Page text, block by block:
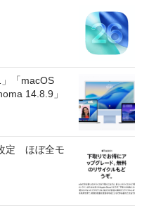
「macOS
14.8.9」
定 ほぼ全モ